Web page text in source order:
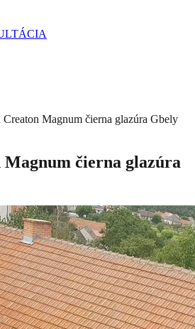
Creaton Magnum čierna glazúra Gbely
čierna glazúra